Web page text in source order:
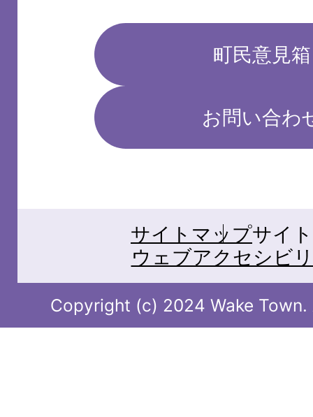
町民意見箱
お問い合わ
サイトマップサイ
ウェブアクセシビ
Copyright (c) 2024 Wake Town.